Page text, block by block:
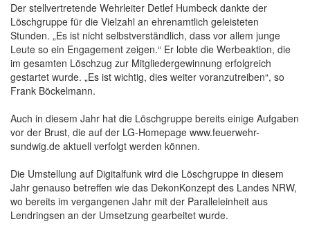
Der stellvertretende Wehrleiter Detlef Humbeck dankte der
Löschgruppe für die Vielzahl an ehrenamtlich geleisteten
Stunden. „Es ist nicht selbstverständlich, dass vor allem junge
Leute so ein Engagement zeigen.“ Er lobte die Werbeaktion, die
im gesamten Löschzug zur Mitgliedergewinnung erfolgreich
gestartet wurde. „Es ist wichtig, dies weiter voranzutreiben“, so
Frank Böckelmann.
Auch in diesem Jahr hat die Löschgruppe bereits einige Aufgaben
vor der Brust, die auf der LG-Homepage www.feuerwehr-
sundwig.de aktuell verfolgt werden können.
Die Umstellung auf Digitalfunk wird die Löschgruppe in diesem
Jahr genauso betreffen wie das DekonKonzept des Landes NRW,
wo bereits im vergangenen Jahr mit der Paralleleinheit aus
Lendringsen an der Umsetzung gearbeitet wurde.